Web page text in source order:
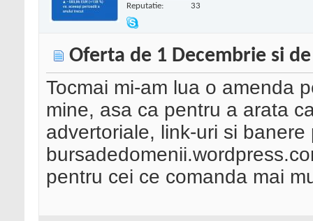
Reputatie: 33
Oferta de 1 Decembrie si
Tocmai mi-am lua o amenda
mine, asa ca pentru a arata
advertoriale, link-uri si
pentru cei ce comanda mai